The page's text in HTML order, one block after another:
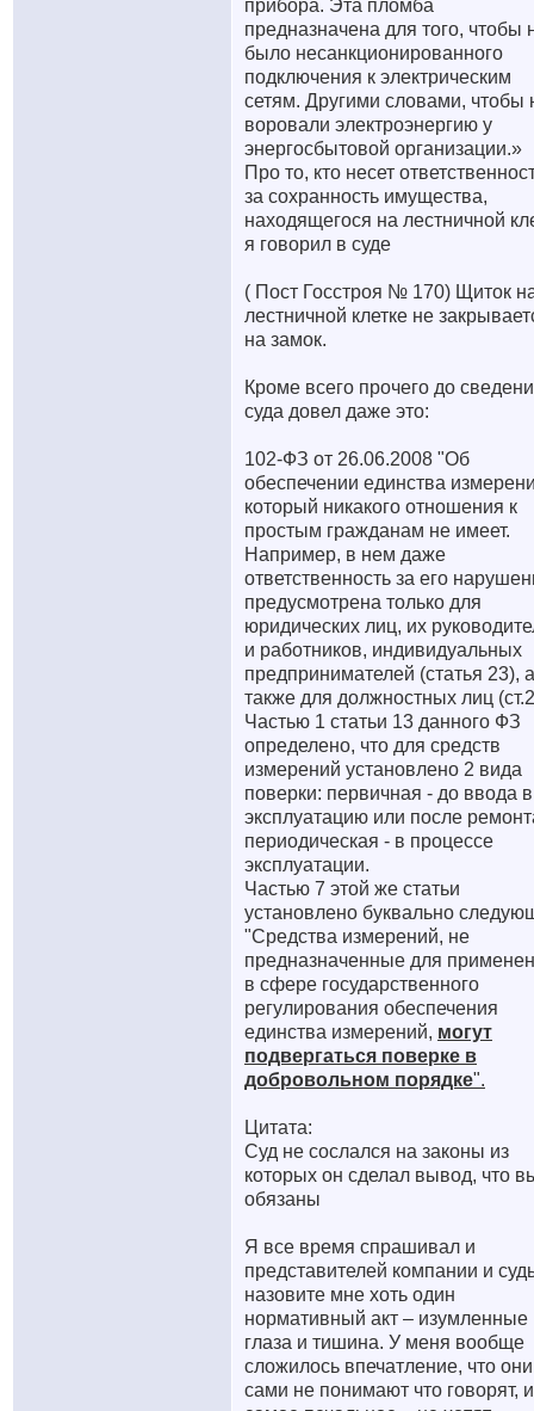
прибора. Эта пломба
предназначена для того, чтобы
было несанкционированного
подключения к электрическим
сетям. Другими словами, чтобы
воровали электроэнергию у
энергосбытовой организации.»
Про то, кто несет
за сохранность имущества,
находящегося на лестничной
я говорил в суде
( Пост Госстроя № 170) Щиток
лестничной клетке не
на замок.
Кроме всего прочего до
суда довел даже это:
102-ФЗ от 26.06.2008 "Об
обеспечении единства
который никакого отношения к
простым гражданам не имеет.
Например, в нем даже
ответственность за его
предусмотрена только для
юридических лиц, их
и работников, индивидуальных
предпринимателей (статья 23), а
также для должностных лиц
Частью 1 статьи 13 данного ФЗ
определено, что для средств
измерений установлено 2 вида
поверки: первичная - до ввода в
эксплуатацию или после
периодическая - в процессе
эксплуатации.
Частью 7 этой же статьи
установлено буквально
"Средства измерений, не
предназначенные для
в сфере государственного
регулирования обеспечения
единства измерений, могут
подвергаться поверке в
добровольном порядке".
Цитата:
Суд не сослался на законы из
которых он сделал вывод, что
обязаны
Я все время спрашивал и
представителей компании и
назовите мне хоть один
нормативный акт – изумленные
глаза и тишина. У меня вообще
сложилось впечатление, что они
сами не понимают что говорят,